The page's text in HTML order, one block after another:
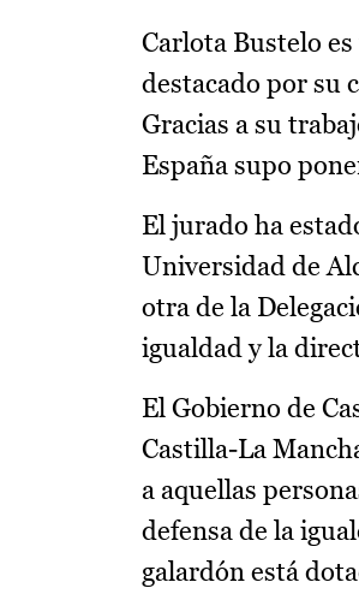
Carlota Bustelo
destacado por su
Gracias a su
España supo
El jurado ha
Universidad de
otra de la
igualdad y la
El Gobierno de
Castilla-La
a aquellas
defensa de la
galardón está